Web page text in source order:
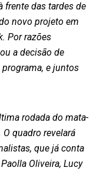
frente das tardes de
novo projeto em
Por razões
a decisão de
e juntos
rodada do mata-
quadro revelará
que já conta
Oliveira, Lucy